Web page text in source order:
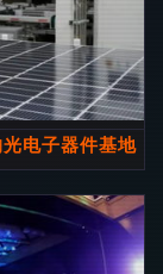
电子器件基地